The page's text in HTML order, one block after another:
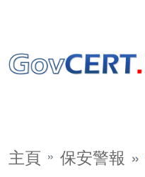
主頁 保安警報